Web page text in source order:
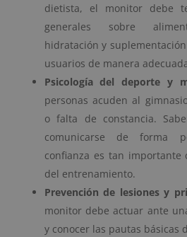
dietista, el monitor debe
generales sobre
hidratación y
usuarios de manera
Psicología del deporte y
personas acuden al
o falta de constancia.
comunicarse de forma
confianza es tan importante
del entrenamiento.
Prevención de lesiones y
monitor debe actuar ante
y conocer las pautas básicas